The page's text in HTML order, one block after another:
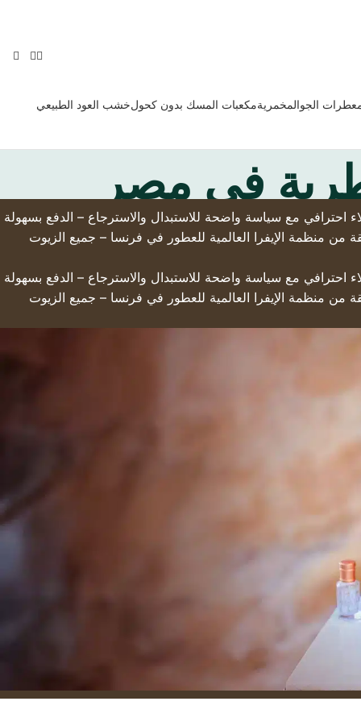
الجوالمخمريةمكعبات المسك بدون كحولخشب العود الطبيعي
في مصر
أرض الواقع – التوصيل السريع لجميع أنحاء العالم – تخفيضات حصرية تصل إلى 50% – دعم عملاء احترافي مع سياسة واضحة للاستبدال والاسترجاع – الدفع بسهولة
من منظمة الإيفرا العالمية للعطور في فرنسا – جميع الزيوت
أرض الواقع – التوصيل السريع لجميع أنحاء العالم – تخفيضات حصرية تصل إلى 50% – دعم عملاء احترافي مع سياسة واضحة للاستبدال والاسترجاع – الدفع بسهولة
من منظمة الإيفرا العالمية للعطور في فرنسا – جميع الزيوت